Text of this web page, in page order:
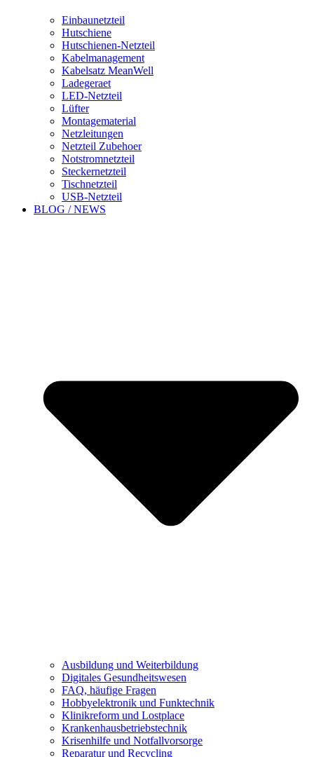
Einbaunetzteil
Hutschiene
Hutschienen-Netzteil
Kabelmanagement
Kabelsatz MeanWell
Ladegeraet
LED-Netzteil
Lüfter
Montagematerial
Netzleitungen
Netzteil Zubehoer
Notstromnetzteil
Steckernetzteil
Tischnetzteil
USB-Netzteil
BLOG / NEWS
Ausbildung und Weiterbildung
Digitales Gesundheitswesen
FAQ, häufige Fragen
Hobbyelektronik und Funktechnik
Klinikreform und Lostplace
Krankenhausbetriebstechnik
Krisenhilfe und Notfallvorsorge
Reparatur und Recycling